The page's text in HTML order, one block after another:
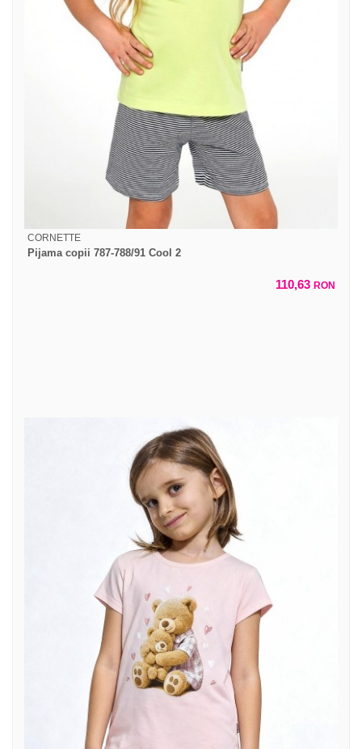
CORNETTE
Pijama copii 787-788/91 Cool 2
110,63 RON